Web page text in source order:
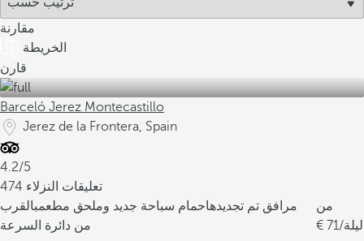
مقارنة
الخريطة
قارن
Barceló Jerez Montecastillo
Jerez de la Frontera, Spain
4.2/5
474 تعليقات النزلاء
مرافق تم تجديدهاحمام سباحة جديد وملحق مطعمبالقرب
من دائرة السرعة
من
71 /ليلة